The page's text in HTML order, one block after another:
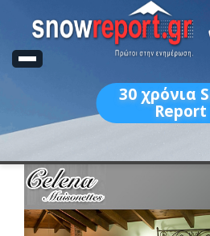
30 χρόνια
Report